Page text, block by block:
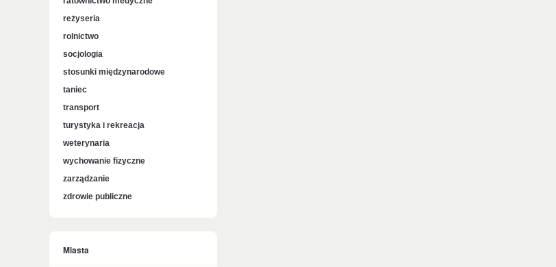
reżyseria
rolnictwo
socjologia
stosunki międzynarodowe
taniec
transport
turystyka i rekreacja
weterynaria
wychowanie fizyczne
zarządzanie
zdrowie publiczne
Miasta